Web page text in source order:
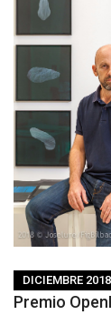
DICIEMBRE 2018
Premio